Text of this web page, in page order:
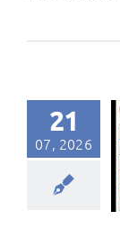
21
07, 2026